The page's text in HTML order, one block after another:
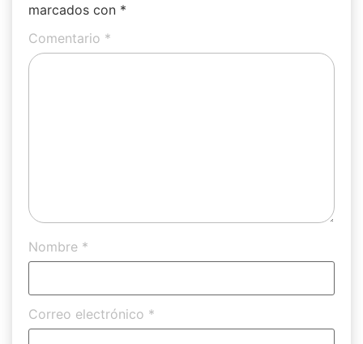
marcados con *
Comentario *
Nombre *
Correo electrónico *